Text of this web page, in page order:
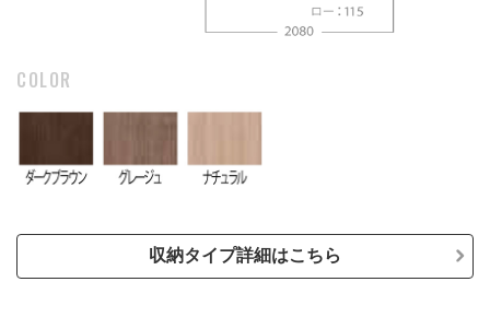
COLOR
収納タイプ詳細はこちら